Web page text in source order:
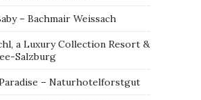
– Bachmair Weissach
a Luxury Collection Resort &
Salzburg
– Naturhotelforstgut